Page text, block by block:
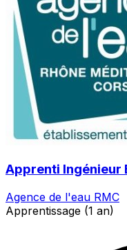
Apprenti Ingénieur
Agence de l'eau RMC
Apprentissage (1 an)